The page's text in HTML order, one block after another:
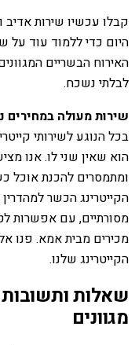
קבלו עכשיו שירות אדיב
היום כדי ללמוד עוד על
האירוח הבשריים
לבלתי נשכח.
שירות מעולה במחירים
בכל הנוגע לשירותי
הוא שאין שני לו. אנו
ומתמסרים להכנת אוכל
הקייטרינג הכשר
מסורתיים, עם אפשרות
מכירים מבית אמא. פנו
הקייטרינג שלנו.
שאלות
מגוונים